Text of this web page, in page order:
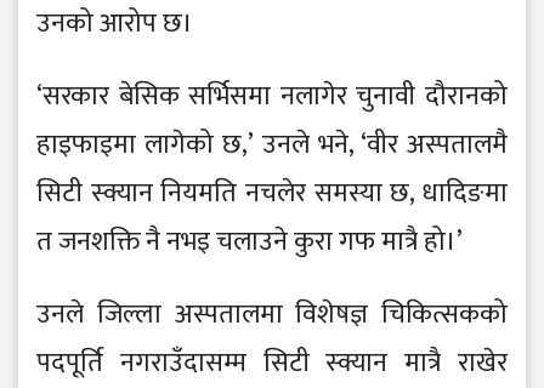
उनको आरोप छ।
‘सरकार बेसिक सर्भिसमा नलागेर चुनावी दौरानको
हाइफाइमा लागेको छ,’ उनले भने, ‘वीर अस्पतालमै
सिटी स्क्यान नियमति नचलेर समस्या छ, धादिङमा
त जनशक्ति नै नभइ चलाउने कुरा गफ मात्रै हो।’
उनले जिल्ला अस्पतालमा विशेषज्ञ चिकित्सकको
पदपूर्ति नगराउँदासम्म सिटी स्क्यान मात्रै राखेर